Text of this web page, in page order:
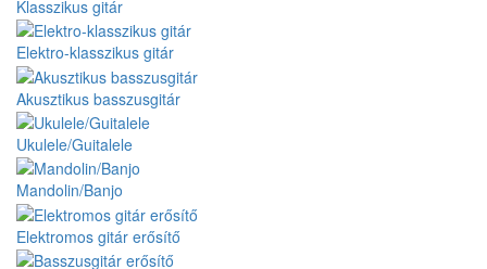
Klasszikus gitár
Elektro-klasszikus gitár
Akusztikus basszusgitár
Ukulele/Guitalele
Mandolin/Banjo
Elektromos gitár erősítő